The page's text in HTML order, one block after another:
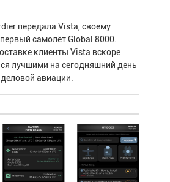
передала Vista, своему
самолёт Global 8000.
клиенты Vista вскоре
лучшими на сегодняшний день
авиации.